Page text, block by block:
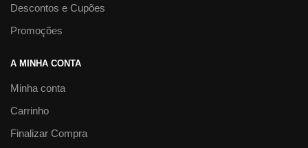
Descontos e Cupões
Promoções
A MINHA CONTA
Minha conta
Carrinho
Finalizar Compra